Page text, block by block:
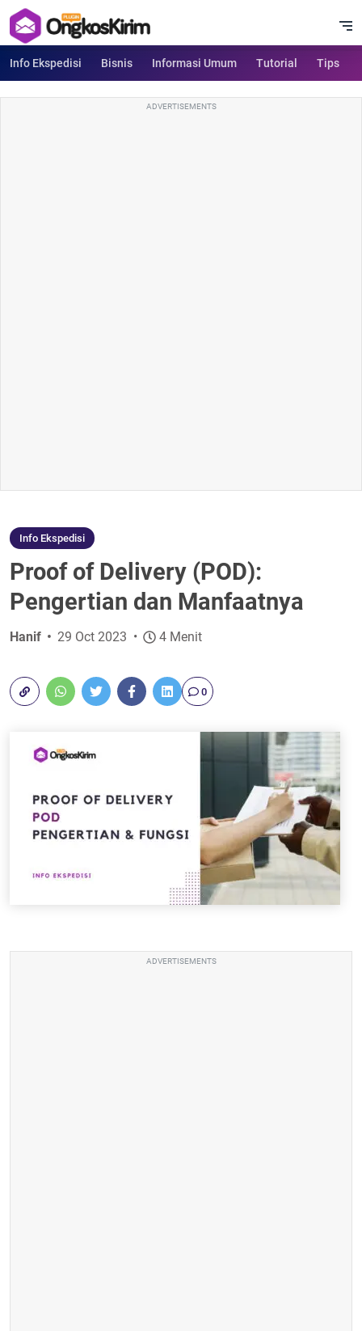
Info Ekspedisi Bisnis Informasi Umum Tutorial Tips
ADVERTISEMENTS
Info Ekspedisi
Proof of Delivery (POD):
Pengertian dan Manfaatnya
Hanif 29 Oct 2023 4 Menit
0
ADVERTISEMENTS